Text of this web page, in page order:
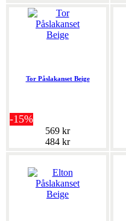
Tor Påslakanset Beige
-15%
569 kr
484 kr